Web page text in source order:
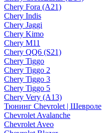
Chery Fora (A21)
Chery Indis
Chery Jaggi
Chery Kimo
Chery M11
Chery QQ6 (S21)
Chery Tiggo
Chery Tiggo 2
Chery Tiggo 3
Chery Tiggo 5
Chery Very (A13)
Тюнинг Chevrolet | Шевроле
Chevrolet Avalanche
Chevrolet Aveo